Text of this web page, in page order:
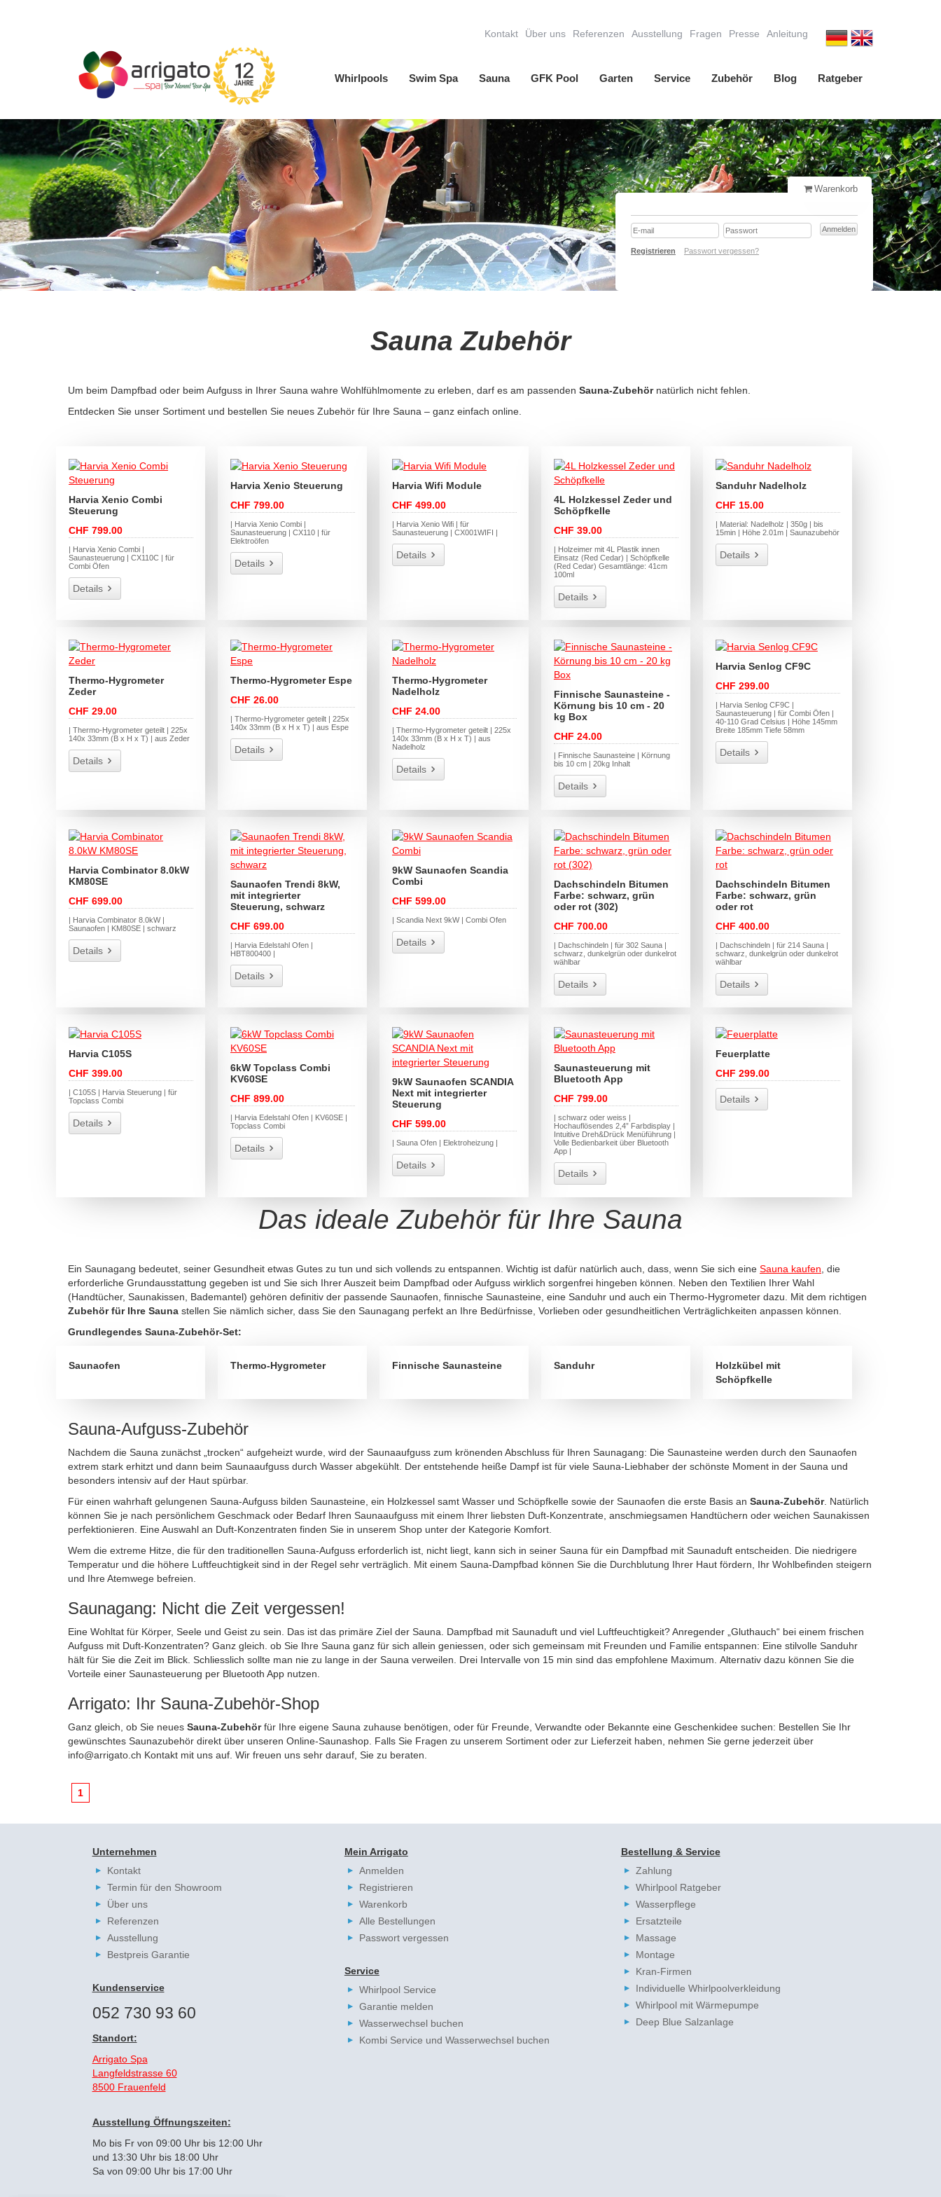
Whirlpools Swim Spa Sauna GFK Pool Garten Service Zubehör Blog Ratgeber
Kontakt Über uns Referenzen Ausstellung Fragen Presse Anleitung
Warenkorb
Registrieren Passwort vergessen?
Sauna Zubehör
Um beim Dampfbad oder beim Aufguss in Ihrer Sauna wahre Wohlfühlmomente zu erleben, darf es am passenden Sauna-Zubehörnatürlich nicht fehlen.
Entdecken Sie unser Sortiment und bestellen Sie neues Zubehör für Ihre Sauna – ganz einfach online.
Harvia Xenio Combi
Steuerung
CHF 799.00
| Harvia Xenio Combi |
Saunasteuerung | CX110C | für
Combi Öfen
Details
Harvia Xenio Steuerung
CHF 799.00
| Harvia Xenio Combi |
Saunasteuerung | CX110 | für
Elektroöfen
Details
Harvia Wifi Module
CHF 499.00
| Harvia Xenio Wifi | für
Saunasteuerung | CX001WIFI |
Details
4L Holzkessel Zeder und
Schöpfkelle
CHF 39.00
| Holzeimer mit 4L Plastik innen
Einsatz (Red Cedar) | Schöpfkelle
(Red Cedar) Gesamtlänge: 41cm
100ml
Details
Sanduhr Nadelholz
CHF 15.00
| Material: Nadelholz | 350g | bis
15min | Höhe 2.01m | Saunazubehör
Details
Thermo-Hygrometer
Zeder
CHF 29.00
| Thermo-Hygrometer geteilt | 225x
140x 33mm (B x H x T) | aus Zeder
Details
Thermo-Hygrometer Espe
CHF 26.00
| Thermo-Hygrometer geteilt | 225x
140x 33mm (B x H x T) | aus Espe
Details
Thermo-Hygrometer
Nadelholz
CHF 24.00
| Thermo-Hygrometer geteilt | 225x
140x 33mm (B x H x T) | aus
Nadelholz
Details
Finnische Saunasteine -
Körnung bis 10 cm - 20
kg Box
CHF 24.00
| Finnische Saunasteine | Körnung
bis 10 cm | 20kg Inhalt
Details
Harvia Senlog CF9C
CHF 299.00
| Harvia Senlog CF9C |
Saunasteuerung | für Combi Öfen |
40-110 Grad Celsius | Höhe 145mm
Breite 185mm Tiefe 58mm
Details
Harvia Combinator 8.0kW
KM80SE
CHF 699.00
| Harvia Combinator 8.0kW |
Saunaofen | KM80SE | schwarz
Details
Saunaofen Trendi 8kW,
mit integrierter
Steuerung, schwarz
CHF 699.00
| Harvia Edelstahl Ofen |
HBT800400 |
Details
9kW Saunaofen Scandia
Combi
CHF 599.00
| Scandia Next 9kW | Combi Ofen
Details
Dachschindeln Bitumen
Farbe: schwarz, grün
oder rot (302)
CHF 700.00
| Dachschindeln | für 302 Sauna |
schwarz, dunkelgrün oder dunkelrot
wählbar
Details
Dachschindeln Bitumen
Farbe: schwarz, grün
oder rot
CHF 400.00
| Dachschindeln | für 214 Sauna |
schwarz, dunkelgrün oder dunkelrot
wählbar
Details
Harvia C105S
CHF 399.00
| C105S | Harvia Steuerung | für
Topclass Combi
Details
6kW Topclass Combi
KV60SE
CHF 899.00
| Harvia Edelstahl Ofen | KV60SE |
Topclass Combi
Details
9kW Saunaofen SCANDIA
Next mit integrierter
Steuerung
CHF 599.00
| Sauna Ofen | Elektroheizung |
Details
Saunasteuerung mit
Bluetooth App
CHF 799.00
| schwarz oder weiss |
Hochauflösendes 2,4” Farbdisplay |
Intuitive Dreh&Drück Menüführung |
Volle Bedienbarkeit über Bluetooth
App |
Details
Feuerplatte
CHF 299.00
Details
Das ideale Zubehör für Ihre Sauna
Ein Saunagang bedeutet, seiner Gesundheit etwas Gutes zu tun und sich vollends zu entspannen. Wichtig ist dafür natürlich auch, dass, wenn Sie sich eine Sauna kaufen , die
erforderliche Grundausstattung gegeben ist und Sie sich Ihrer Auszeit beim Dampfbad oder Aufguss wirklich sorgenfrei hingeben können. Neben den Textilien Ihrer Wahl
(Handtücher, Saunakissen, Bademantel) gehören definitiv der passende Saunaofen, finnische Saunasteine, eine Sanduhr und auch ein Thermo-Hygrometer dazu. Mit dem richtigen
Zubehör für Ihre Sauna stellen Sie nämlich sicher, dass Sie den Saunagang perfekt an Ihre Bedürfnisse, Vorlieben oder gesundheitlichen Verträglichkeiten anpassen können.
Grundlegendes Sauna-Zubehör-Set:
Saunaofen Thermo-Hygrometer Finnische Saunasteine Sanduhr
Holzkübel mit
Schöpfkelle
Sauna-Aufguss-Zubehör
Nachdem die Sauna zunächst „trocken“ aufgeheizt wurde, wird der Saunaaufguss zum krönenden Abschluss für Ihren Saunagang: Die Saunasteine werden durch den Saunaofen
extrem stark erhitzt und dann beim Saunaaufguss durch Wasser abgekühlt. Der entstehende heiße Dampf ist für viele Sauna-Liebhaber der schönste Moment in der Sauna und
besonders intensiv auf der Haut spürbar.
Für einen wahrhaft gelungenen Sauna-Aufguss bilden Saunasteine, ein Holzkessel samt Wasser und Schöpfkelle sowie der Saunaofen die erste Basis an Sauna-Zubehör. Natürlich
können Sie je nach persönlichem Geschmack oder Bedarf Ihren Saunaaufguss mit einem Ihrer liebsten Duft-Konzentrate, anschmiegsamen Handtüchern oder weichen Saunakissen
perfektionieren. Eine Auswahl an Duft-Konzentraten finden Sie in unserem Shop unter der Kategorie Komfort.
Wem die extreme Hitze, die für den traditionellen Sauna-Aufguss erforderlich ist, nicht liegt, kann sich in seiner Sauna für ein Dampfbad mit Saunaduft entscheiden. Die niedrigere
Temperatur und die höhere Luftfeuchtigkeit sind in der Regel sehr verträglich. Mit einem Sauna-Dampfbad können Sie die Durchblutung Ihrer Haut fördern, Ihr Wohlbefinden steigern
und Ihre Atemwege befreien.
Saunagang: Nicht die Zeit vergessen!
Eine Wohltat für Körper, Seele und Geist zu sein. Das ist das primäre Ziel der Sauna. Dampfbad mit Saunaduft und viel Luftfeuchtigkeit? Anregender „Gluthauch“ bei einem frischen
Aufguss mit Duft-Konzentraten? Ganz gleich. ob Sie Ihre Sauna ganz für sich allein geniessen, oder sich gemeinsam mit Freunden und Familie entspannen: Eine stilvolle Sanduhr
hält für Sie die Zeit im Blick. Schliesslich sollte man nie zu lange in der Sauna verweilen. Drei Intervalle von 15 min sind das empfohlene Maximum. Alternativ dazu können Sie die
Vorteile einer Saunasteuerung per Bluetooth App nutzen.
Arrigato: Ihr Sauna-Zubehör-Shop
Ganz gleich, ob Sie neues Sauna-Zubehörfür Ihre eigene Sauna zuhause benötigen, oder für Freunde, Verwandte oder Bekannte eine Geschenkidee suchen: Bestellen Sie Ihr
gewünschtes Saunazubehör direkt über unseren Online-Saunashop. Falls Sie Fragen zu unserem Sortiment oder zur Lieferzeit haben, nehmen Sie gerne jederzeit über
info@arrigato.ch Kontakt mit uns auf. Wir freuen uns sehr darauf, Sie zu beraten.
1
Unternehmen
Kontakt
Termin für den Showroom
Über uns
Referenzen
Ausstellung
Bestpreis Garantie
Kundenservice
052 730 93 60
Standort:
Arrigato Spa
Langfeldstrasse 60
8500 Frauenfeld
Ausstellung Öffnungszeiten:
Mo bis Fr von 09:00 Uhr bis 12:00 Uhr
und 13:30 Uhr bis 18:00 Uhr
Sa von 09:00 Uhr bis 17:00 Uhr
Mein Arrigato
Anmelden
Registrieren
Warenkorb
Alle Bestellungen
Passwort vergessen
Service
Whirlpool Service
Garantie melden
Wasserwechsel buchen
Kombi Service und Wasserwechsel buchen
Bestellung & Service
Zahlung
Whirlpool Ratgeber
Wasserpflege
Ersatzteile
Massage
Montage
Kran-Firmen
Individuelle Whirlpoolverkleidung
Whirlpool mit Wärmepumpe
Deep Blue Salzanlage